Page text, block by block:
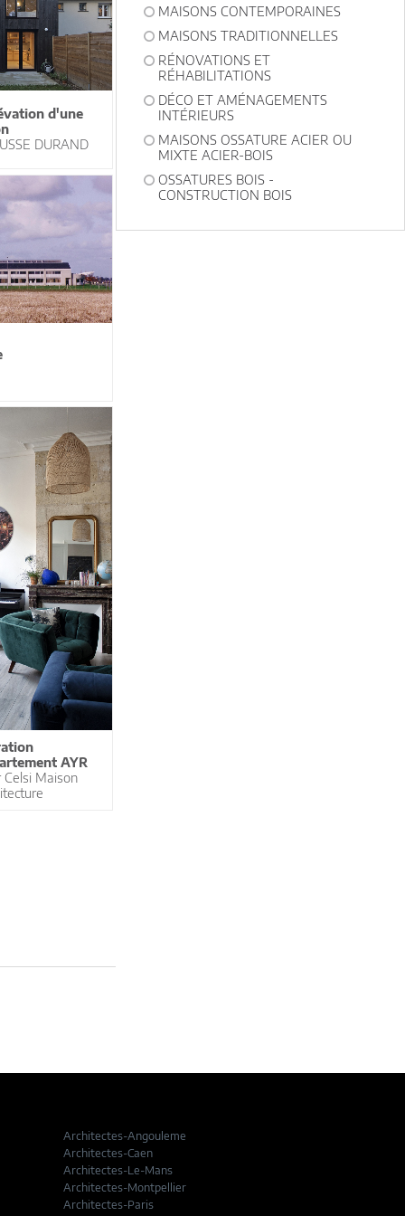
d'une
DURAND
AYR
Celsi Maison
MAISONS CONTEMPORAINES
MAISONS TRADITIONNELLES
RÉNOVATIONS ET
RÉHABILITATIONS
DÉCO ET AMÉNAGEMENTS
INTÉRIEURS
MAISONS OSSATURE ACIER OU
MIXTE ACIER-BOIS
OSSATURES BOIS -
CONSTRUCTION BOIS
Architectes-Angouleme
Architectes-Caen
Architectes-Le-Mans
Architectes-Montpellier
Architectes-Paris